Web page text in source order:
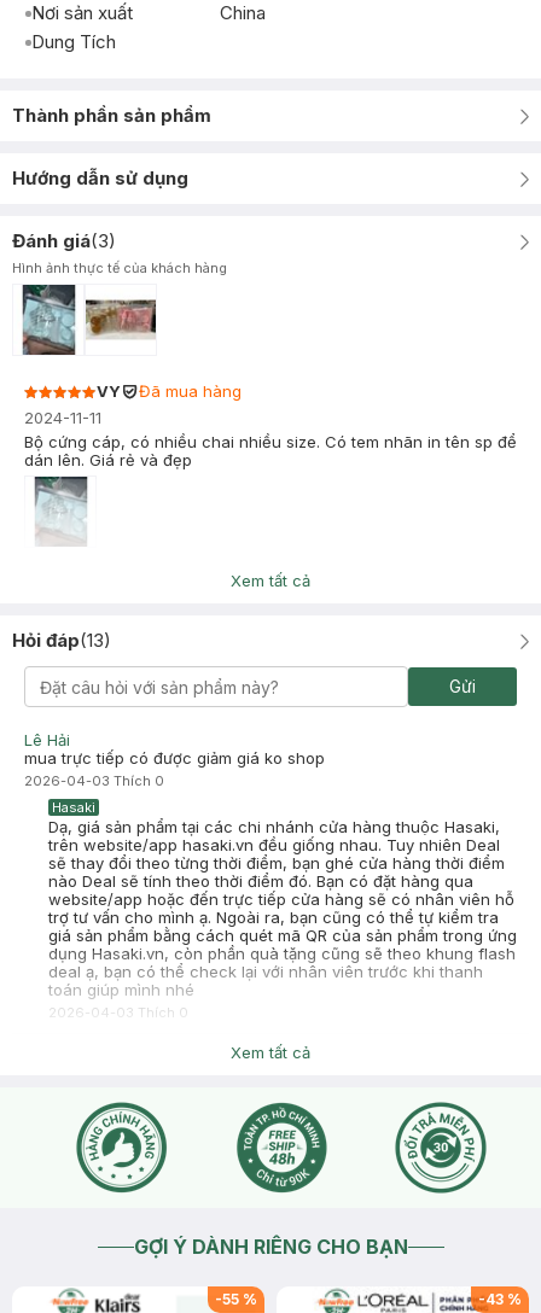
Nơi sản xuất
China
Dung Tích
Thành phần sản phẩm
Hướng dẫn sử dụng
Đánh giá(3)
Hình ảnh thực tế của khách hàng
VY
Đã mua hàng
2024-11-11
Bộ cứng cáp, có nhiều chai nhiều size. Có tem nhãn in tên sp để
dán lên. Giá rẻ và đẹp
Đã mua hàng
Xem tất cả
Hỏi đáp(13)
Gửi
Lê Hải
mua trực tiếp có được giảm giá ko shop
2026-04-03 Thích 0
Hasaki
Dạ, giá sản phẩm tại các chi nhánh cửa hàng thuộc Hasaki,
trên website/app hasaki.vn đều giống nhau. Tuy nhiên Deal
sẽ thay đổi theo từng thời điểm, bạn ghé cửa hàng thời điểm
nào Deal sẽ tính theo thời điểm đó. Bạn có đặt hàng qua
website/app hoặc đến trực tiếp cửa hàng sẽ có nhân viên hỗ
trợ tư vấn cho mình ạ. Ngoài ra, bạn cũng có thể tự kiểm tra
giá sản phẩm bằng cách quét mã QR của sản phẩm trong ứng
dụng Hasaki.vn, còn phần quà tặng cũng sẽ theo khung flash
deal ạ, bạn có thể check lại với nhân viên trước khi thanh
toán giúp mình nhé
2026-04-03 Thích 0
Hasaki
Dạ Hasaki xin chào, bạn nhấn vào mục " Chat với chúng tôi"
để Hasaki tư vấn cho bạn nhé
2025-09-17Thích
để Hasaki tư vấn cho bạn nhé
Xem tất cả
GỢI Ý DÀNH RIÊNG CHO BẠN
-55 % -43 %